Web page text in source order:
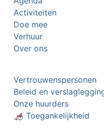
Activiteiten
Doe mee
Verhuur
Over ons
Vertrouwenspersonen
Beleid en
Onze huurders
🦽 Toegankelijkheid